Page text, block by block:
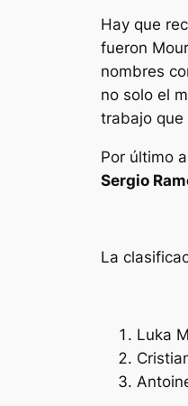
Hay que
fueron
nombres
no solo el
trabajo que
Por último
Sergio
La
Luka